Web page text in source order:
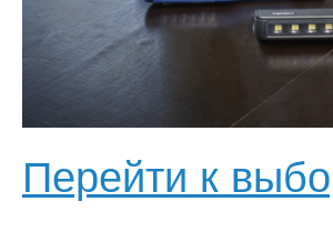
Перейти к